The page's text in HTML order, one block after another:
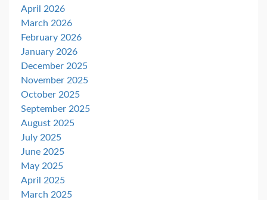
April 2026
March 2026
February 2026
January 2026
December 2025
November 2025
October 2025
September 2025
August 2025
July 2025
June 2025
May 2025
April 2025
March 2025